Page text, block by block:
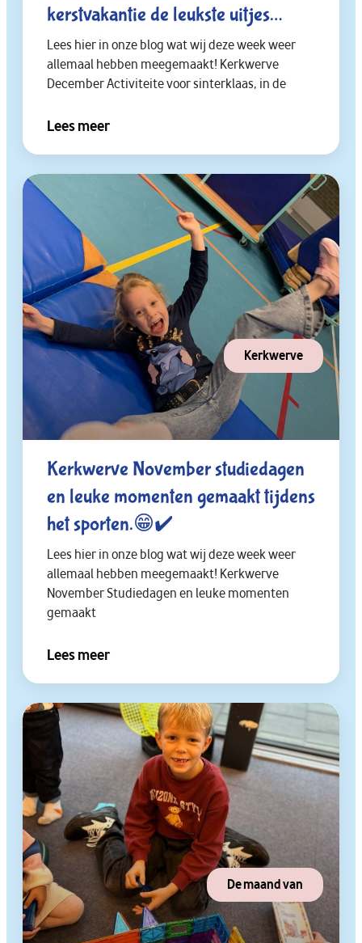
kerstvakantie de leukste uitjes
doen.😁✔️
Lees hier in onze blog wat wij deze week weer
allemaal hebben meegemaakt! Kerkwerve
December Activiteite voor sinterklaas, in de
Lees meer
Kerkwerve
Kerkwerve November studiedagen
en leuke momenten gemaakt tijdens
het sporten.😁✔️
Lees hier in onze blog wat wij deze week weer
allemaal hebben meegemaakt! Kerkwerve
November Studiedagen en leuke momenten
gemaakt
Lees meer
De maand van